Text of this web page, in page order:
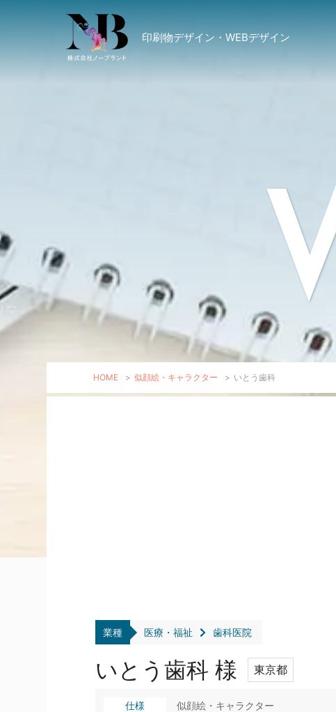
印刷物デザイン・WEBデザイン
HOME > 似顔絵・キャラクター > いとう歯科
業種 医療・福祉 歯科医院
いとう歯科 様 東京都
仕様
似顔絵・キャラクター